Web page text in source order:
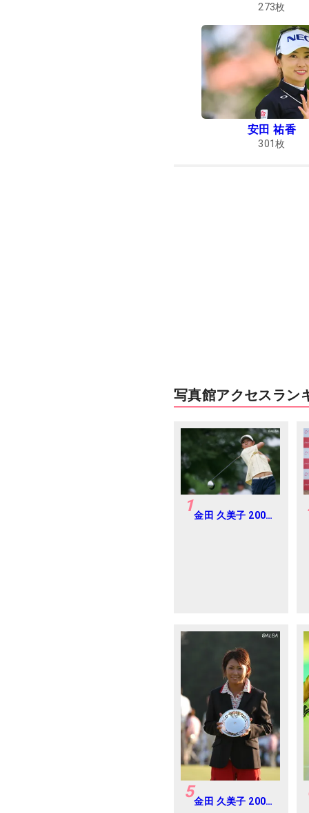
273枚
安田 祐香
301枚
写真館アクセスラン
1金田 久美子 2005
5金田 久美子 2005